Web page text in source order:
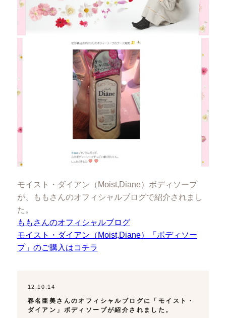
モイスト・ダイアン（Moist,Diane）ボディソープ
が、ももさんのオフィシャルブログで紹介されまし
た。
ももさんのオフィシャルブログ
モイスト・ダイアン（Moist,Diane）「ボディソー
プ」のご購入はコチラ
12.10.14
春名亜美さんのオフィシャルブログに「モイスト・
ダイアン」ボディソープが紹介されました。